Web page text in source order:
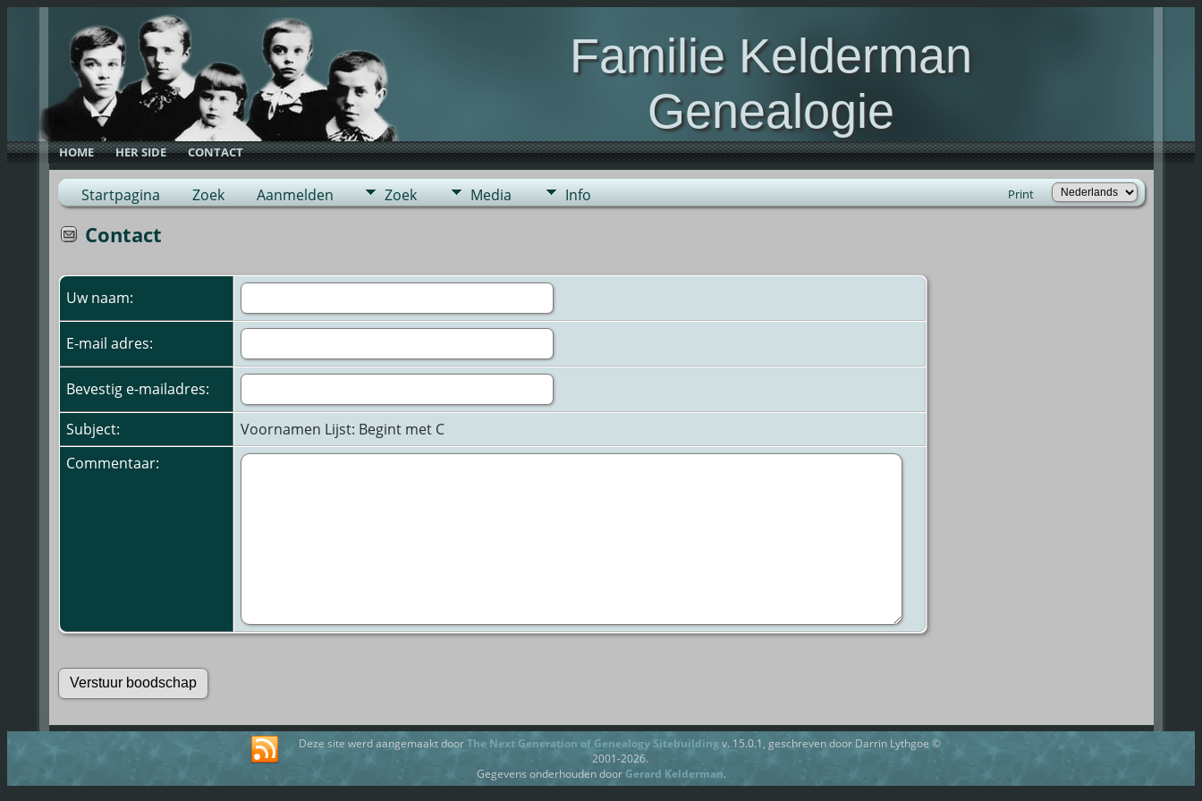
Familie Kelderman
Genealogie
Genealogie van de familie Kelderman(s)
HOME HER SIDE CONTACT
Startpagina Zoek Aanmelden Zoek Media Info Print
Contact
Uw naam:
E-mail adres:
Bevestig e-mailadres:
Subject:
Voornamen Lijst: Begint met C
Commentaar:
Deze site werd aangemaakt doorThe Next Generation of Genealogy Sitebuildingv. 15.0.1, geschreven door Darrin Lythgoe ©
2001-2026.
Gegevens onderhouden door Gerard Kelderman.